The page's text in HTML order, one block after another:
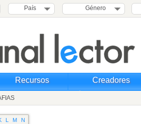
País Género
Recursos Creadores
L M
N